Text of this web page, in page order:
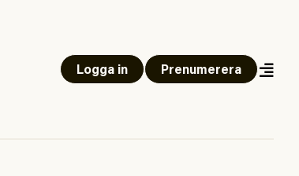
Logga in Prenumerera